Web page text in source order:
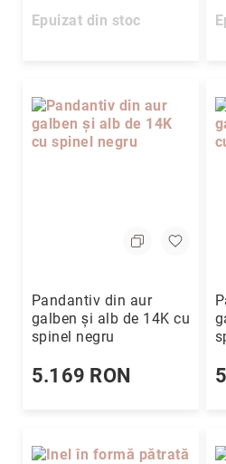
Epuizat din stoc
Pandantiv din aur
galben și alb de 14K cu
spinel negru
5.169 RON